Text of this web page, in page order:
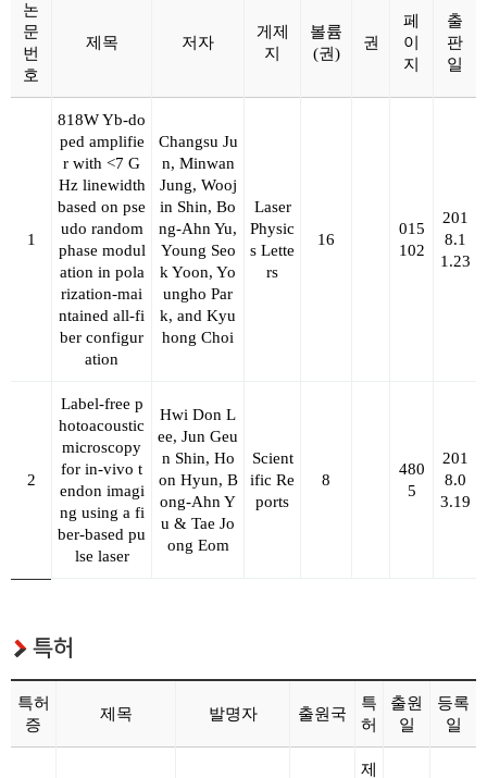
논
문
번
호
제목 저자
게제
지
볼륨
(권)
권
페
이
지
출
판
일
1
818W Yb-do
ped amplifie
r with <7 G
Hz linewidth
based on pse
udo random
phase modul
ation in pola
rization-mai
ntained all-fi
ber configur
ation
Changsu Ju
n, Minwan
Jung, Wooj
in Shin, Bo
ng-Ahn Yu,
Young Seo
k Yoon, Yo
ungho Par
k, and Kyu
hong Choi
Laser
Physic
s Lette
rs
16
015
102
201
8.1
1.23
2
Label-free p
hotoacoustic
microscopy
for in-vivo t
endon imagi
ng using a fi
ber-based pu
lse laser
Hwi Don L
ee, Jun Geu
n Shin, Ho
on Hyun, B
ong-Ahn Y
u & Tae Jo
ong Eom
Scient
ific Re
ports
8
480
5
201
8.0
3.19
특허
특허
증
제목 발명자 출원국
특
허
출원
일
등록
일
제